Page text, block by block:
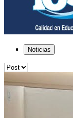
Noticias